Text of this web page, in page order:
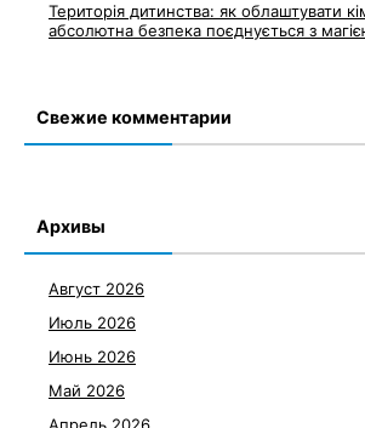
Територія дитинства: як облаштувати
абсолютна безпека поєднується з
Свежие комментарии
Архивы
Август 2026
Июль 2026
Июнь 2026
Май 2026